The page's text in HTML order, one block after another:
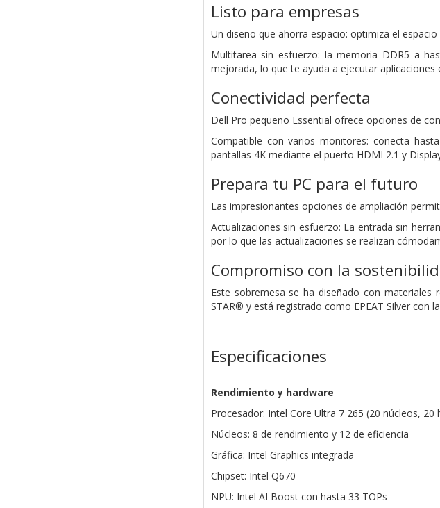
Listo para empresas
Un diseño que ahorra espacio: optimiza el
Multitarea sin esfuerzo: la memoria DDR5 a
mejorada, lo que te ayuda a ejecutar
Conectividad perfecta
Dell Pro pequeño Essential ofrece opciones de
Compatible con varios monitores: conecta
pantallas 4K mediante el puerto HDMI 2.1 y
Prepara tu PC para el futuro
Las impresionantes opciones de ampliación
Actualizaciones sin esfuerzo: La entrada sin
por lo que las actualizaciones se realizan
Compromiso con la
Este sobremesa se ha diseñado con materiales
STAR® y está registrado como EPEAT Silver con
Especificaciones
Rendimiento y hardware
Procesador: Intel Core Ultra 7 265 (20 núcleos, 20
Núcleos: 8 de rendimiento y 12 de eficiencia
Gráfica: Intel Graphics integrada
Chipset: Intel Q670
NPU: Intel AI Boost con hasta 33 TOPs